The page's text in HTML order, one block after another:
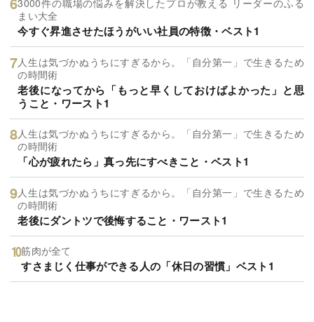
3000件の職場の悩みを解決したプロが教える リーダーのふる
まい大全
今すぐ昇進させたほうがいい社員の特徴・ベスト1
人生は気づかぬうちにすぎるから。「自分第一」で生きるため
の時間術
老後になってから「もっと早くしておけばよかった」と思
うこと・ワースト1
人生は気づかぬうちにすぎるから。「自分第一」で生きるため
の時間術
「心が疲れたら」真っ先にすべきこと・ベスト1
人生は気づかぬうちにすぎるから。「自分第一」で生きるため
の時間術
老後にダントツで後悔すること・ワースト1
筋肉が全て
すさまじく仕事ができる人の「休日の習慣」ベスト1